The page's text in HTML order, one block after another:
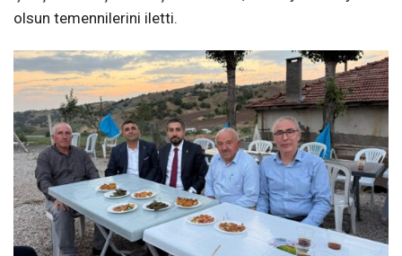
olsun temennilerini iletti.